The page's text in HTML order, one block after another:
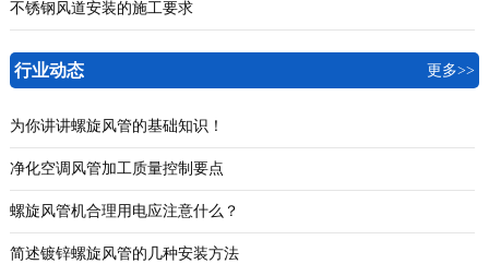
不锈钢风道安装的施工要求
行业动态 更多>>
为你讲讲螺旋风管的基础知识！
净化空调风管加工质量控制要点
螺旋风管机合理用电应注意什么？
简述镀锌螺旋风管的几种安装方法